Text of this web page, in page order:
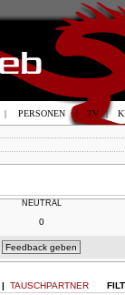
NEUTRAL
0
| TAUSCHPARTNER
| PERSONEN | TV |